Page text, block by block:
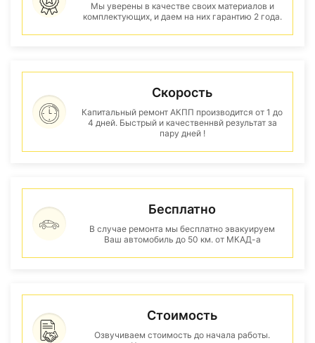
Мы уверены в качестве своих материалов и
комплектующих, и даем на них гарантию 2 года.
Скорость
Капитальный ремонт АКПП производится от 1 до
4 дней. Быстрый и качественнвй результат за
пару дней !
Бесплатно
В случае ремонта мы бесплатно эвакуируем
Ваш автомобиль до 50 км. от МКАД-а
Стоимость
Озвучиваем стоимость до начала работы.